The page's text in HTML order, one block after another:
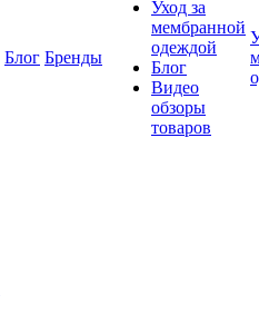
Блог Бренды
Уход за
мембранной
одеждой
Блог
Видео
обзоры
товаров